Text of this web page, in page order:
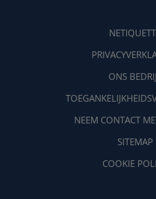
ONS
NEEM CONTACT
SITEMAP
COOKIE